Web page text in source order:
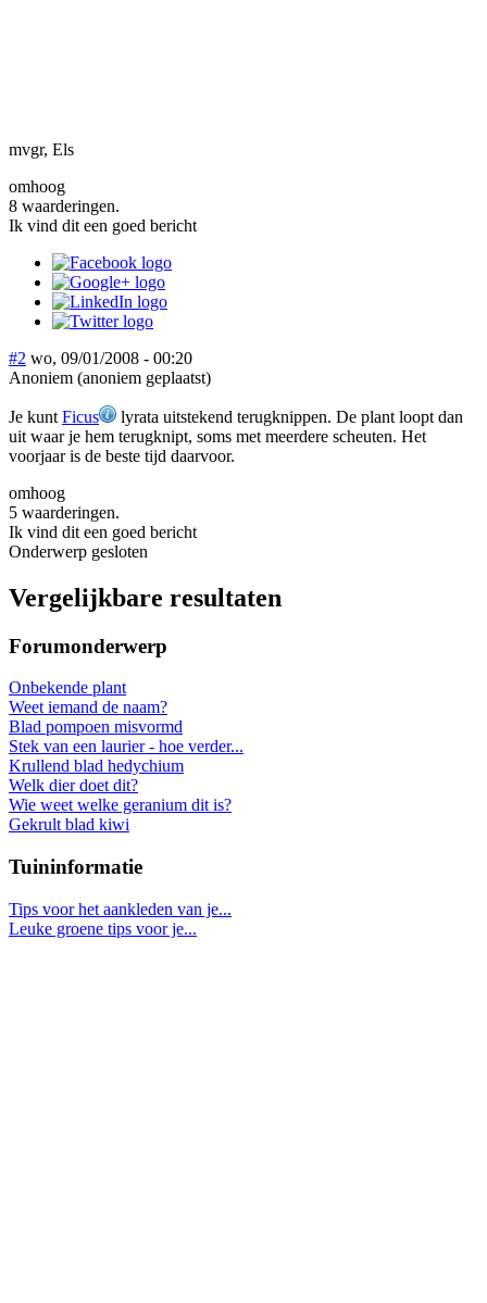
mvgr, Els
omhoog
8 waarderingen.
Ik vind dit een goed bericht
#2 wo, 09/01/2008 - 00:20
Anoniem (anoniem geplaatst)
Je kunt Ficus
lyrata uitstekend terugknippen. De plant loopt dan
uit waar je hem terugknipt, soms met meerdere scheuten. Het
voorjaar is de beste tijd daarvoor.
omhoog
5 waarderingen.
Ik vind dit een goed bericht
Onderwerp gesloten
Vergelijkbare resultaten
Forumonderwerp
Onbekende plant
Weet iemand de naam?
Blad pompoen misvormd
Stek van een laurier - hoe verder...
Krullend blad hedychium
Welk dier doet dit?
Wie weet welke geranium dit is?
Gekrult blad kiwi
Tuininformatie
Tips voor het aankleden van je...
Leuke groene tips voor je...